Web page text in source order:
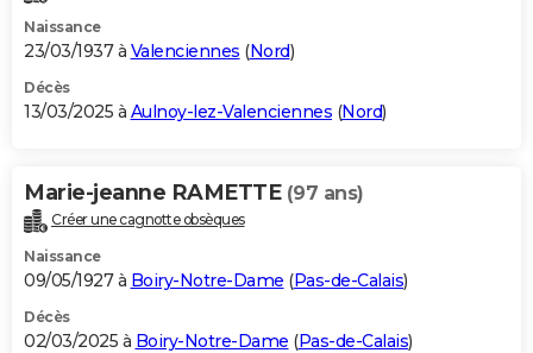
Naissance
23/03/1937 à Valenciennes (Nord)
Décès
13/03/2025 à Aulnoy-lez-Valenciennes (Nord)
Marie-jeanne RAMETTE (97 ans)
Créer une cagnotte obsèques
Naissance
09/05/1927 à Boiry-Notre-Dame (Pas-de-Calais)
Décès
02/03/2025 à Boiry-Notre-Dame (Pas-de-Calais)